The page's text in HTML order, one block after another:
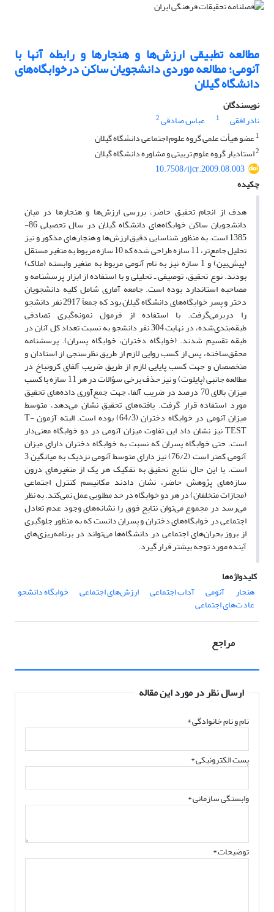
مطالعه تطبیقی ارزش‌ها و هنجارها و رابطه آنها با
آنومی؛ مطالعه موردی دانشجویان ساکن درخوابگاه‌های
دانشگاه گیلان
نویسندگان
نادر افقی
1 عباس صادقی2
1عضو هیأت علمی گروه علوم اجتماعی دانشگاه گیلان
2استادیار گروه علوم تربیتی و مشاوره دانشگاه گیلان
10.7508/ijcr.2009.08.003
چکیده
هدف از انجام تحقیق حاضر، بررسی ارزش‌ها و هنجارها در میان
دانشجویان ساکن خوابگاه‌های دانشگاه گیلان در سال تحصیلی 86-
1385 است. به منظور شناسایی دقیق ارزش‌ها و هنجارهای مذکور و نیز
تحلیل جامع‌تر، 11 سازه طراحی شده که 10 سازه مربوط به متغیر مستقل
(پیش‌بین) و 1 سازه نیز به نام آنومی مربوط به متغیر وابسته (ملاک)
بودند. نوع تحقیق، توصیفی ـ تحلیلی و با استفاده از ابزار پرسشنامه و
مصاحبه استاندارد بوده است. جامعه آماری شامل کلیه دانشجویان
دختر و پسر خوابگاه‌های دانشگاه گیلان بود که جمعاً 2917 نفر دانشجو
را دربرمی‌گرفت. با استفاده از فرمول نمونه‌گیری تصادفی
طبقه‌بندی‌شده، در نهایت 304 نفر دانشجو به نسبت تعداد کل آنان در
طبقه تقسیم شدند. (خوابگاه دختران، خوابگاه پسران). پرسشنامه
محقق‌ساخته، پس از کسب روایی لازم از طریق نظرسنجی از استادان و
متخصصان و جهت کسب پایایی لازم از طریق ضریب آلفای کرونباخ در
مطالعه جانبی (پایلوت) و نیز حذف برخی سؤالات در هر 11 سازه با کسب
میزان بالای 70 درصد در ضریب آلفا، جهت جمع‌آوری داده‌های تحقیق
مورد استفاده قرار گرفت. یافته‌های تحقیق نشان می‌دهد، متوسط
میزان آنومی در خوابگاه دختران (64/3) بوده است. البته آزمون T-
TEST نیز نشان داد این تفاوت میزان آنومی در دو خوابگاه معنی‌دار
است. حتی خوابگاه پسران که نسبت به خوابگاه دختران دارای میزان
آنومی کمتر است (76/2) نیز دارای متوسط آنومی نزدیک به میانگین 3
است. با این حال نتایج تحقیق به تفکیک هر یک از متغیرهای درون
سازه‌های پژوهش حاضر، نشان دادند مکانیسم کنترل اجتماعی
(مجازات متخلفان) در هر دو خوابگاه در حد مطلوبی عمل نمی‌کند. به نظر
می‌رسد در مجموع می‌توان نتایج فوق را نشانه‌های وجود عدم تعادل
اجتماعی در خوابگاه‌های دختران و پسران دانست که به منظور جلوگیری
از بروز بحران‌های اجتماعی در دانشگاه‌ها می‌تواند در برنامه‌ریزی‌های
آینده مورد توجه بیشتر قرار گیرد.
کلیدواژه‌ها
هنجار
آنومی آداب اجتماعی ارزش‌های اجتماعی خوابگاه دانشجو
عادت‌های اجتماعی
مراجع
ارسال نظر در مورد این مقاله
نام و نام خانوادگی*
پست الکترونیکی*
وابستگی سازمانی *
توضیحات *